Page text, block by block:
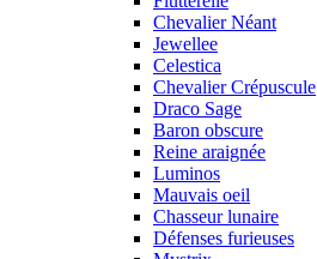
Chevalier Néant
Jewellee
Celestica
Chevalier Crépuscule
Draco Sage
Baron obscure
Reine araignée
Luminos
Mauvais oeil
Chasseur lunaire
Défenses furieuses